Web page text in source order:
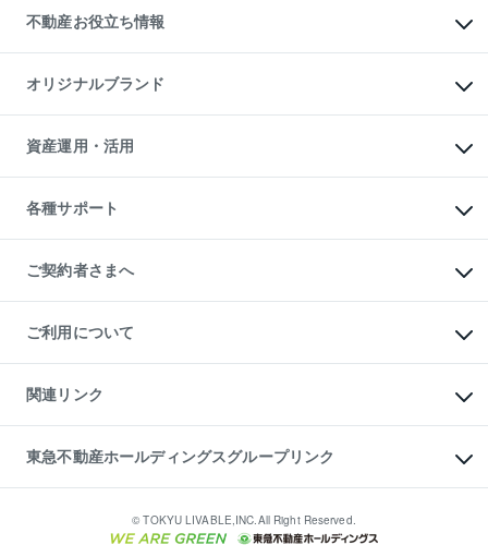
貸すガイド
事業用不動産
マンション投資
投資用マンション
アパート経営
収益物件
ビル購入（ビル一棟）
投資用不動産の売却査定
事業用不動産の売却査定
不動産お役立ち情報
マンションライブラリー
人気マンションランキング
暮らしに役立つ不動産メディア
不動産相場・不動産価格情報
不動産コラム・ニュース
不動産用語集
不動産なんでもネット相談室
住まいの税金
オリジナルブランド
一棟リノベーションマンション
L`GENTE（ルジェンテ）
区分リノベーションマンション
投資用一棟レジデンスWELL
不動産小口投資
LEGACIA（レガシア）
資産運用・活用
不動産M&A
アセットマネジメント・出資
各種サポート
相続サポート
リフォームサポート
ご契約者さまへ
ご紹介・再契約特典
入居者様専用-各種ご案内（賃貸）
東急こすもす会「こすもすWeb」
ご利用について
金融商品取引について
東急リバブル ソーシャルメディアポリシー
ご意見・お問い合わせ（金融商品取引専用の相談・お問い合わせ窓口）
ダイレクトメール（郵送物）・Eメールなどの送付停止について
関連リンク
これからご結婚される方に東急百貨店のブライダルクラブ
人材サービスのご用命は 東急リバブルスタッフ株式会社まで
東北の逸品を贈ります 東北すぐれものセレクション
東急不動産ホールディングスグループリンク
東急コミュニティー© TOKYU LIVABLE,INC.All Right Reserved.